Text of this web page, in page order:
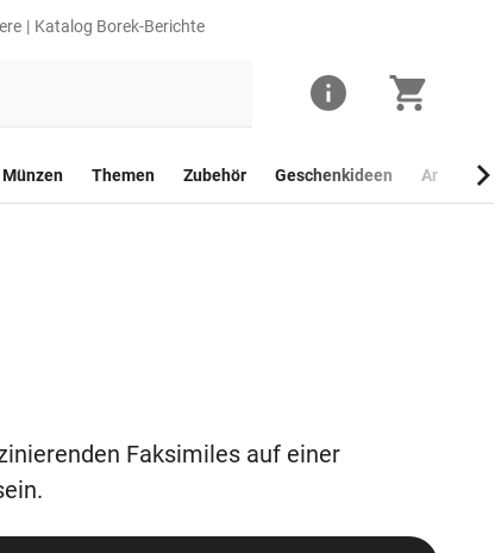
Katalog Borek-Berichte
Münzen Themen Zubehör Geschenkideen
Faksimiles auf einer